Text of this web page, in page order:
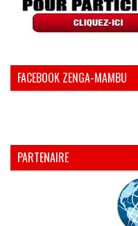
FACEBOOK ZENGA-MAMBU
PARTENAIRE